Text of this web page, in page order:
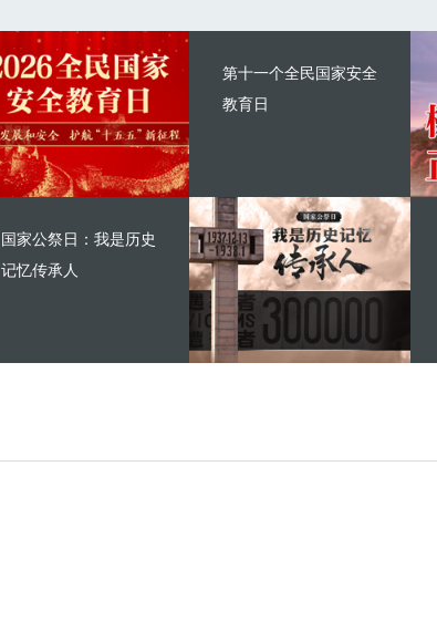
第十一个全民国家安全
教育日
国家公祭日：我是历史
记忆传承人